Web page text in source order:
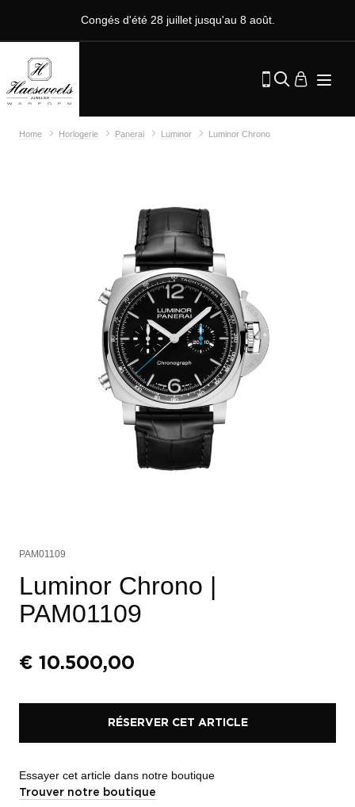
Congés d'été 28 juillet jusqu'au 8 août.
Home Horlogerie Panerai Luminor Luminor Chrono
PAM01109
Luminor Chrono |
PAM01109
€ 10.500,00
RÉSERVER CET ARTICLE
Essayer cet article dans notre boutique
Trouver notre boutique